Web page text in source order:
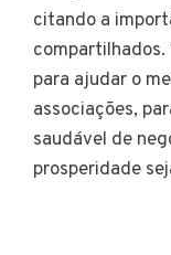
citando a
compartilhados.
para ajudar o
associações,
saudável de
prosperidade